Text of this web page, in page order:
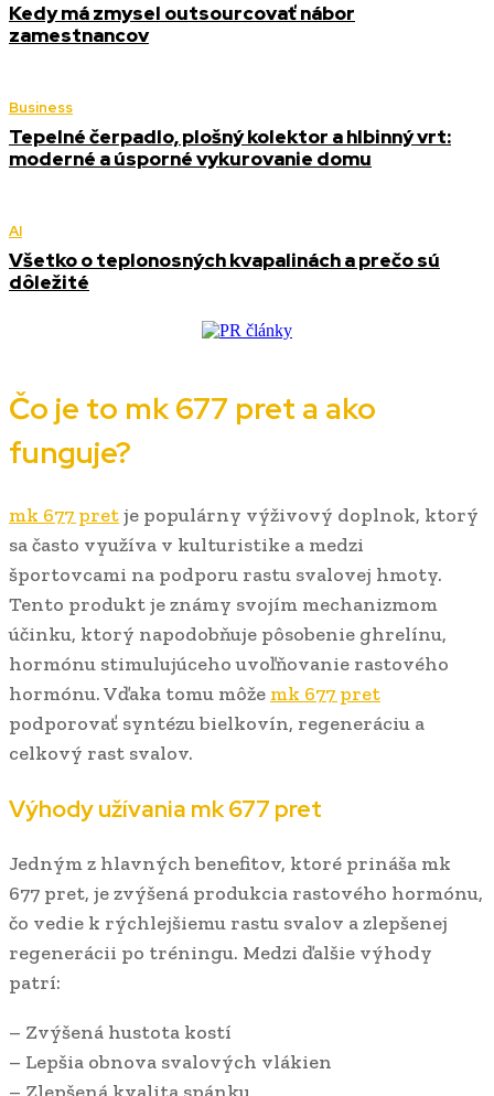
Kedy má zmysel outsourcovať nábor
zamestnancov
Business
Tepelné čerpadlo, plošný kolektor a hlbinný vrt:
moderné a úsporné vykurovanie domu
AI
Všetko o teplonosných kvapalinách a prečo sú
dôležité
Čo je to mk 677 pret a ako
funguje?
mk 677 pretje populárny výživový doplnok, ktorý
sa často využíva v kulturistike a medzi
športovcami na podporu rastu svalovej hmoty.
Tento produkt je známy svojím mechanizmom
účinku, ktorý napodobňuje pôsobenie ghrelínu,
hormónu stimulujúceho uvoľňovanie rastového
hormónu. Vďaka tomu môže mk 677 pret
podporovať syntézu bielkovín, regeneráciu a
celkový rast svalov.
Výhody užívania mk 677 pret
Jedným z hlavných benefitov, ktoré prináša mk
677 pret, je zvýšená produkcia rastového hormónu,
čo vedie k rýchlejšiemu rastu svalov a zlepšenej
regenerácii po tréningu. Medzi ďalšie výhody
patrí:
– Zvýšená hustota kostí
– Lepšia obnova svalových vlákien